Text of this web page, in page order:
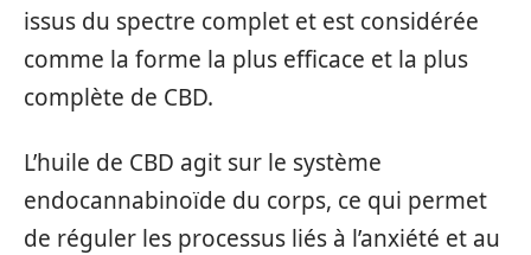
issus du spectre complet et est considérée
comme la forme la plus efficace et la plus
complète de CBD.
L’huile de CBD agit sur le système
endocannabinoïde du corps, ce qui permet
de réguler les processus liés à l’anxiété et au